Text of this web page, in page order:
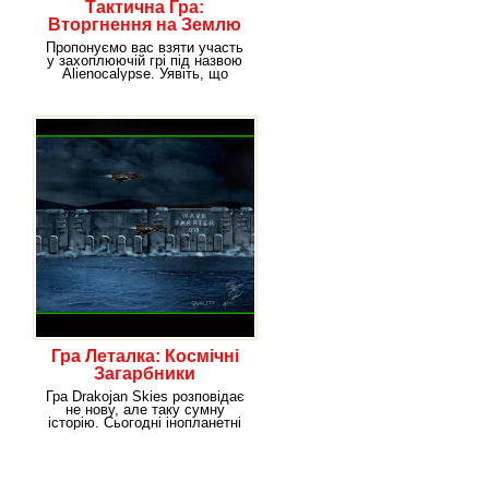
Тактична Гра:
Вторгнення на Землю
Пропонуємо вас взяти участь
у захоплюючій грі під назвою
Alienocalypse. Уявіть, що
Гра Леталка: Космічні
Загарбники
Гра Drakojan Skies розповідає
не нову, але таку сумну
історію. Сьогодні інопланетні